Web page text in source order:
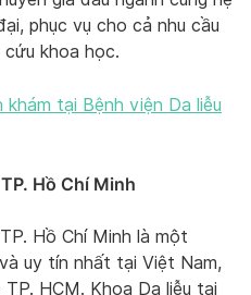
phục vụ cho cả nhu cầu
cứu khoa học.
tại Bệnh viện Da liễu
Hồ Chí Minh
Hồ Chí Minh là một
uy tín nhất tại Việt Nam,
HCM. Khoa Da liễu tại